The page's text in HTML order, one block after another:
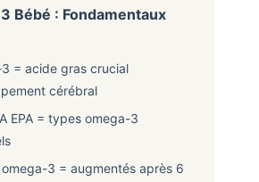
Bébé : Fondamentaux
= acide gras crucial
cérébral
EPA = types omega-3
omega-3 = augmentés après 6